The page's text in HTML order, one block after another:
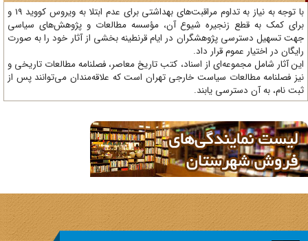
با توجه به نیاز به تداوم مراقبت‌های بهداشتی برای عدم ابتلا به ویروس کووید 19 و
کمک به قطع زنجیره شیوع آن، مؤسسه مطالعات و پژوهش‌های سیاسی
تسهیل دسترسی پژوهشگران در ایام قرنطینه بخشی از آثار خود را به صورت
در اختیار عموم قرار داد.
آثار شامل مجموعه‌ای از اسناد، کتب تاریخ معاصر، فصلنامه‌ مطالعات تاریخی و
فصلنامه مطالعات سیاست خارجی تهران است که علاقه‌مندان می‌توانند پس از
نام، به آن دسترسی یابند.